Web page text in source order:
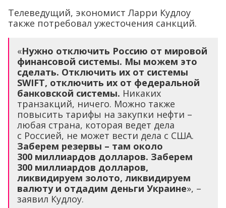
Телеведущий, экономист Ларри Кудлоу
также потребовал ужесточения санкций.
«Нужно отключить Россию от мировой
финансовой системы. Мы можем это
сделать. Отключить их от системы
SWIFT, отключить их от федеральной
банковской системы. Никаких
транзакций, ничего. Можно также
повысить тарифы на закупки нефти –
любая страна, которая ведет дела
с Россией, не может вести дела с США.
Заберем резервы – там около
300 миллиардов долларов. Заберем
300 миллиардов долларов,
ликвидируем золото, ликвидируем
валюту и отдадим деньги Украине», –
заявил Кудлоу.